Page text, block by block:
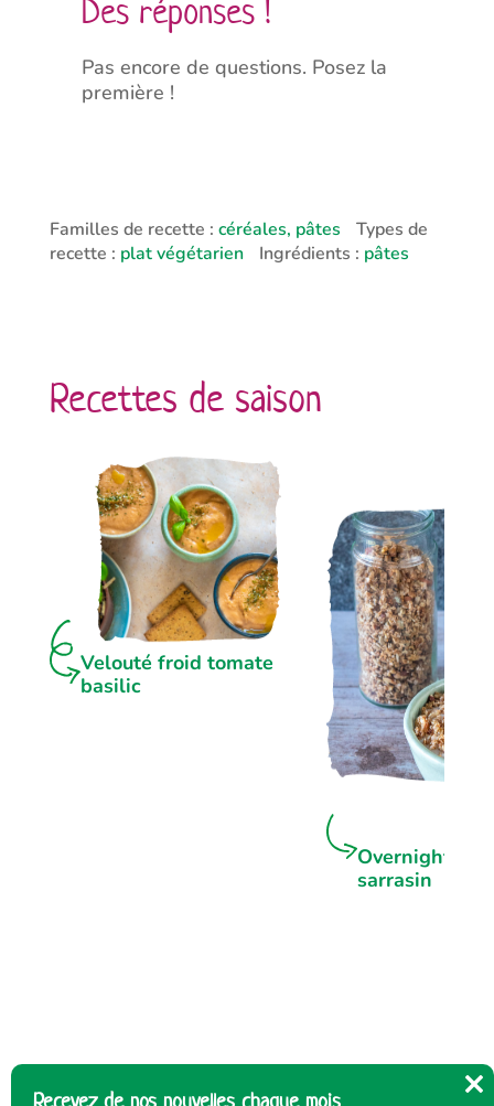
Des réponses !
Pas encore de questions. Posez la
première !
Familles de recette : céréales, pâtes
Types de
recette : plat végétarien Ingrédients : pâtes
Recettes de saison
Velouté froid tomate
basilic
Overnight
sarrasin